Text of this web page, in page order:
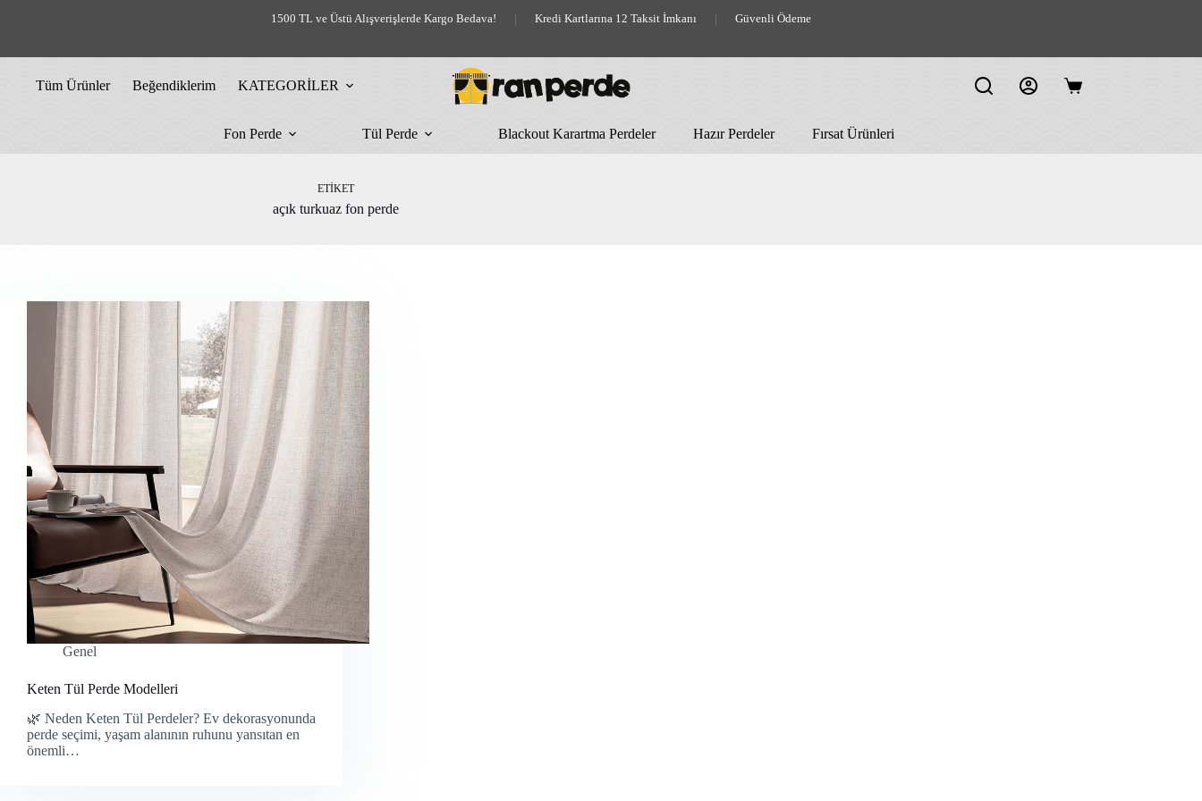
1500 TL ve Üstü Alışverişlerde Kargo Bedava! | Kredi Kartlarına 12 Taksit İmkanı | Güvenli Ödeme
Tüm Ürünler Beğendiklerim KATEGORİLER
Shopping
Fon Perde
Tül Perde Blackout Karartma Perdeler Hazır Perdeler Fırsat Ürünleri
ETIKET
açık turkuaz fon perde
Genel
Keten Tül Perde Modelleri
🌿 Neden Keten Tül Perdeler? Ev dekorasyonunda
perde seçimi, yaşam alanının ruhunu yansıtan en
önemli…